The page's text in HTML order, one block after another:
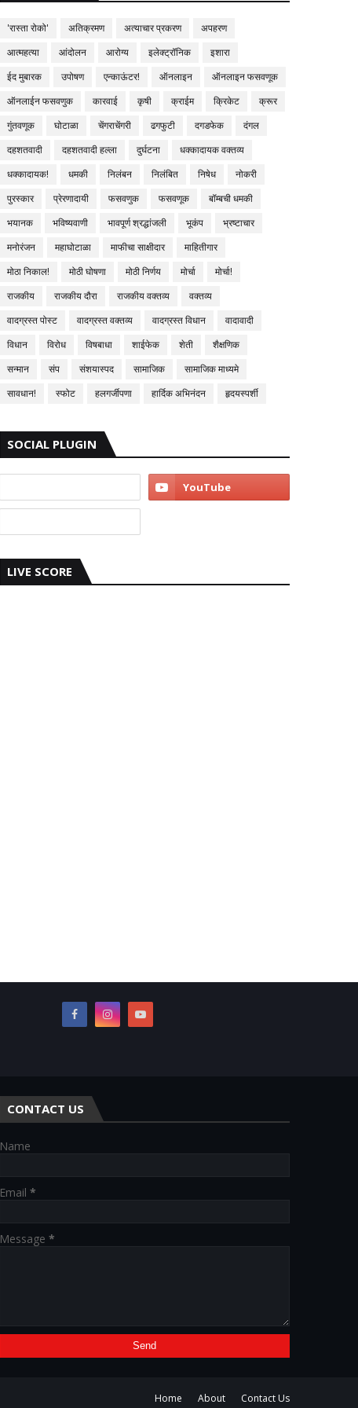
'रास्ता रोको' अतिक्रमण अत्याचार प्रकरण
अपहरण
आत्महत्या
आंदोलन आरोग्य इलेक्ट्रॉनिक
इशारा
ईद मुबारक
उपोषण एन्काऊंटर! ऑनलाइन
ऑनलाइन फसवणूक
ऑनलाईन फसवणुक
कारवाई कृषी क्राईम क्रिकेट
क्रूर
गुंतवणूक
घोटाळा चेंगराचेंगरी ढगफुटी दगडफेक
दंगल
दहशतवादी
दहशतवादी हल्ला दुर्घटना
धक्कादायक वक्तव्य
धक्कादायक!
धमकी निलंबन निलंबित निषेध
नोकरी
पुरस्कार
प्रेरणादायी फसवणुक फसवणूक
बॉम्बची धमकी
भयानक
भविष्यवाणी भावपूर्ण श्रद्धांजली भूकंप
भ्रष्टाचार
मनोरंजन
महाघोटाळा माफीचा साक्षीदार
माहितीगार
मोठा निकाल!
मोठी घोषणा मोठी निर्णय मोर्चा
मोर्चा!
राजकीय
राजकीय दौरा राजकीय वक्तव्य
वक्तव्य
वादग्रस्त पोस्ट
वादग्रस्त वक्तव्य वादग्रस्त विधान
वादावादी
विधान
विरोध विषबाधा शाईफेक शेती
शैक्षणिक
सन्मान
संप संशयास्पद सामाजिक
सामाजिक माध्यमे
सावधान!
स्फोट हलगर्जीपणा हार्दिक अभिनंदन हृदयस्पर्शी
SOCIAL PLUGIN
LIVE SCORE
CONTACT US
Name
Email *
Message *
Home About Contact Us